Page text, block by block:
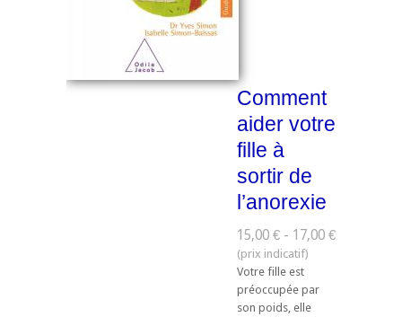
Comment
aider votre
fille à
sortir de
l’anorexie
15,00 € - 17,00 €
Votre fille est
préoccupée par
son poids, elle